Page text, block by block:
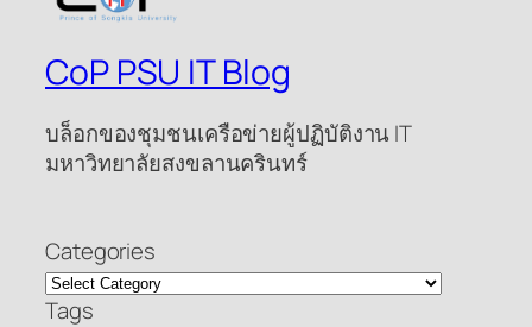
CoP PSU IT Blog
บล็อกของชุมชนเครือข่ายผู้ปฏิบัติงาน IT
มหาวิทยาลัยสงขลานครินทร์
Categories
Tags